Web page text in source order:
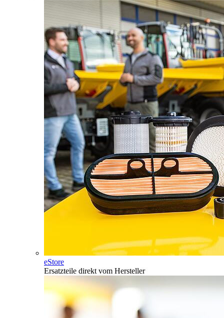
eStore
Ersatzteile direkt vom Hersteller